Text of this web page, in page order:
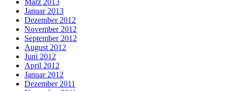
Januar 2013
Dezember 2012
November 2012
September 2012
August 2012
Juni 2012
April 2012
Januar 2012
Dezember 2011